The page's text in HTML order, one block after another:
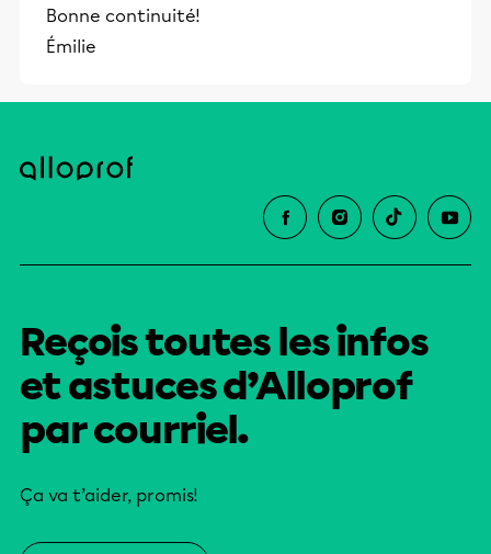
Bonne continuité!
Émilie
Reçois toutes les infos
et astuces d’Alloprof
par courriel.
Ça va t’aider, promis!